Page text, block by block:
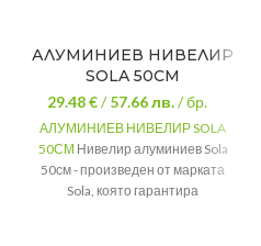
АЛУМИНИЕВ НИВЕЛИР
SOLA 50СМ
29.48 €/57.66лв./ бр.
АЛУМИНИЕВ НИВЕЛИР SOLA
50СМ Нивелир алуминиев Sola
50см - произведен от марката
Sola, която гарантира